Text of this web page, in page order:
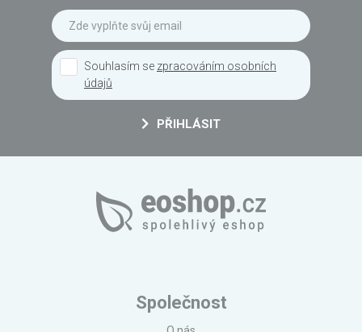
Souhlasím se zpracováním osobních
údajů
PŘIHLÁSIT
Společnost